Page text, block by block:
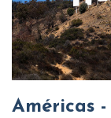
Américas